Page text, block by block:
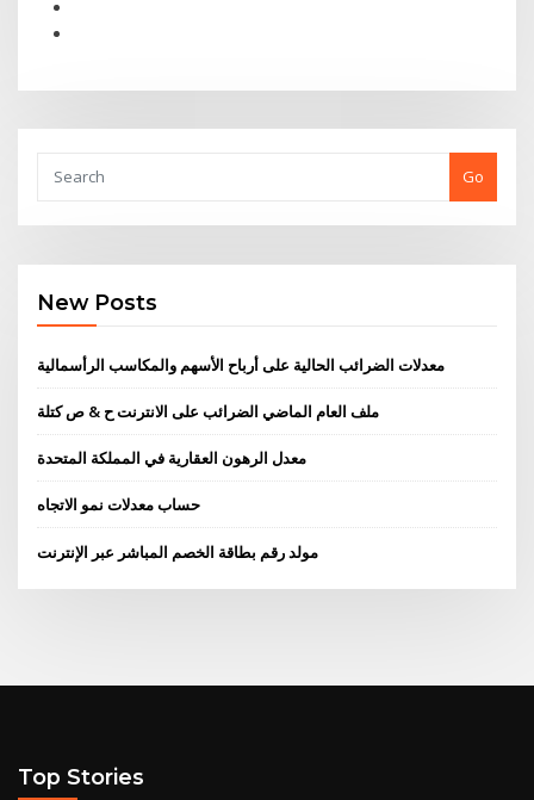
Go
New Posts
معدلات الضرائب الحالية على أرباح الأسهم والمكاسب الرأسمالية
ملف العام الماضي الضرائب على الانترنت ح & ص كتلة
معدل الرهون العقارية في المملكة المتحدة
حساب معدلات نمو الاتجاه
مولد رقم بطاقة الخصم المباشر عبر الإنترنت
Top Stories